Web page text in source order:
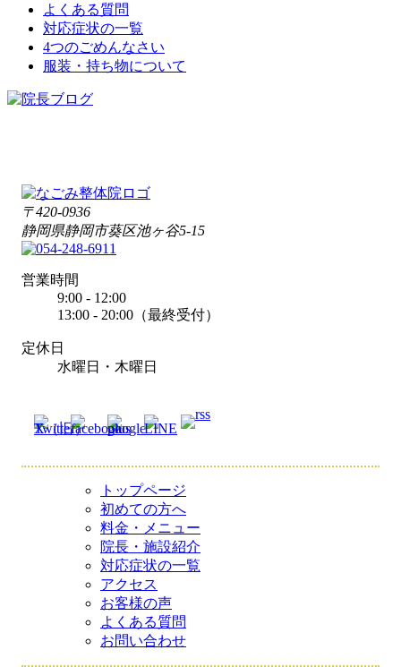
よくある質問
対応症状の一覧
4つのごめんなさい
服装・持ち物について
〒420-0936
静岡県静岡市葵区池ヶ谷5-15
営業時間
9:00 - 12:00
13:00 - 20:00（最終受付）
定休日
水曜日・木曜日
トップページ
初めての方へ
料金・メニュー
院長・施設紹介
対応症状の一覧
アクセス
お客様の声
よくある質問
お問い合わせ